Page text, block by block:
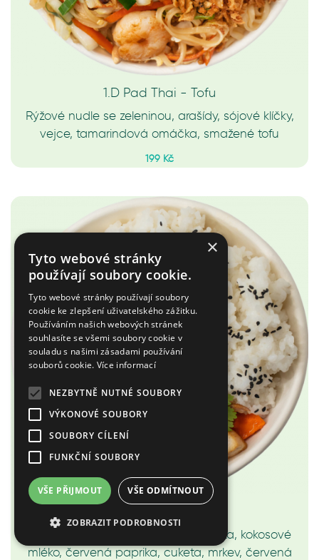
1.D Pad Thai - Tofu
Rýžové nudle se zeleninou, arašídy, sójové klíčky,
vejce, tamarindová omáčka, smažené tofu
199 Kč
Jasmínová rýže, červená curry pasta, kokosové
mléko, červená paprika, cuketa, mrkev, červená
×
Tyto webové stránky
používají soubory cookie.
Tyto webové stránky používají soubory
cookie ke zlepšení uživatelského zážitku.
Používáním našich webových stránek
souhlasíte se všemi soubory cookie v
souladu s našimi zásadami používání
souborů cookie. Více informací
NEZBYTNĚ NUTNÉ SOUBORY
VÝKONOVÉ SOUBORY
SOUBORY CÍLENÍ
FUNKČNÍ SOUBORY
VŠE PŘIJMOUT VŠE ODMÍTNOUT
ZOBRAZIT PODROBNOSTI